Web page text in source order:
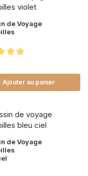
de Voyage
Ajouter au panier
de Voyage